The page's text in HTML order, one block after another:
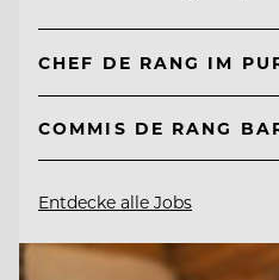
CHEF DE RANG IM
COMMIS DE RANG
Entdecke alle Jobs